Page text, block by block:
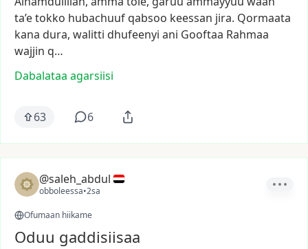
ta’etokko hubachuuf qabsoo keessan jira. Qormaata
kana dura, walitti dhufeenyi ani Gooftaa Rahmaa
wajjin q…
Dabalataa agarsiisi
63 6
@saleh_abdul
obboleessa•2sa
Ofumaan hiikame
Oduu gaddisiisaa